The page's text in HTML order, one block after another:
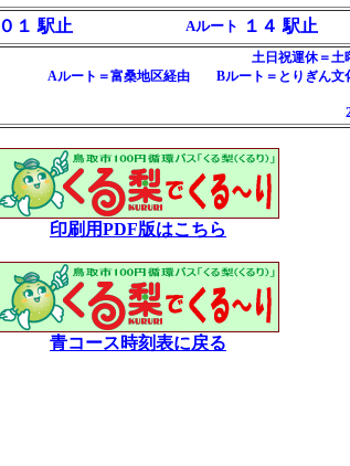
０１ 駅止 Aルート １４ 駅止
土日祝運休＝土
Aルート＝富桑地区経由 Bルート＝とりぎん文
印刷用PDF版はこちら
青コース時刻表に戻る